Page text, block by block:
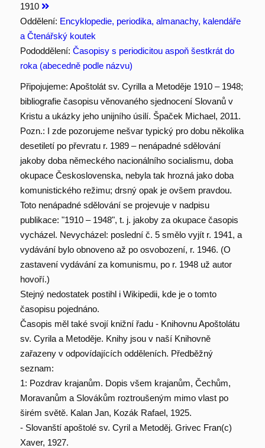
1910
Oddělení: Encyklopedie, periodika, almanachy, kalendáře
a Čtenářský koutek
Pododdělení: Časopisy s periodicitou aspoň šestkrát do
roka (abecedně podle názvu)
Připojujeme: Apoštolát sv. Cyrilla a Metoděje 1910 – 1948;
bibliografie časopisu věnovaného sjednocení Slovanů v
Kristu a ukázky jeho unijního úsilí. Špaček Michael, 2011.
Pozn.: I zde pozorujeme nešvar typický pro dobu několika
desetiletí po převratu r. 1989 – nenápadné sdělování
jakoby doba německého nacionálního socialismu, doba
okupace Československa, nebyla tak hrozná jako doba
komunistického režimu; drsný opak je ovšem pravdou.
Toto nenápadné sdělování se projevuje v nadpisu
publikace: "1910 – 1948", t. j. jakoby za okupace časopis
vycházel. Nevycházel: poslední č. 5 smělo vyjít r. 1941, a
vydávání bylo obnoveno až po osvobození, r. 1946. (O
zastavení vydávání za komunismu, po r. 1948 už autor
hovoří.)
Stejný nedostatek postihl i Wikipedii, kde je o tomto
časopisu pojednáno.
Časopis měl také svojí knižní řadu - Knihovnu Apoštolátu
sv. Cyrila a Metoděje. Knihy jsou v naší Knihovně
zařazeny v odpovídajících odděleních. Předběžný
seznam:
1: Pozdrav krajanům. Dopis všem krajanům, Čechům,
Moravanům a Slovákům roztroušeným mimo vlast po
širém světě. Kalan Jan, Kozák Rafael, 1925.
- Slovanští apoštolé sv. Cyril a Metoděj. Grivec Fran(c)
Xaver, 1927.